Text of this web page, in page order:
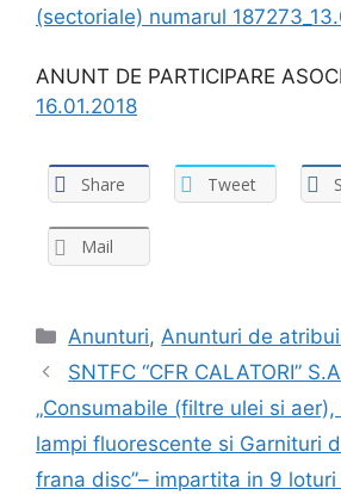
(sectoriale) numarul
ANUNT DE PARTICIPARE
16.01.2018
Share Tweet
Mail
Anunturi, Anunturi de
SNTFC “CFR CALATORI”
„Consumabile (filtre ulei si
lampi fluorescente si Garnituri
frana disc”– impartita in 9